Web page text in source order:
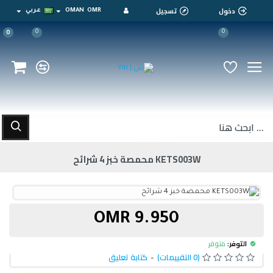
دخول تسجيل OMR
OMAN عربي
0
0
0
KETS003W محمصة خبز 4 شرائح
التوفر: متوفر
(0 التقييمات) - كتابة تعليق
9.950 OMR